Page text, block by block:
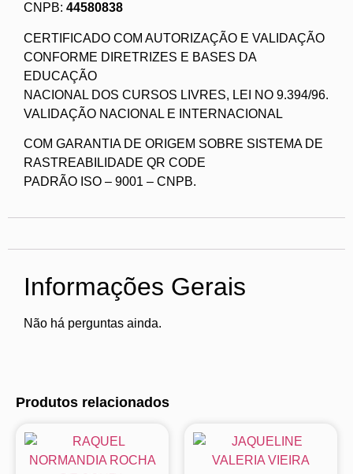
CNPB: 44580838
CERTIFICADO COM AUTORIZAÇÃO E VALIDAÇÃO
CONFORME DIRETRIZES E BASES DA
EDUCAÇÃO
NACIONAL DOS CURSOS LIVRES, LEI NO 9.394/96.
VALIDAÇÃO NACIONAL E INTERNACIONAL
COM GARANTIA DE ORIGEM SOBRE SISTEMA DE
RASTREABILIDADE QR CODE
PADRÃO ISO – 9001 – CNPB.
Informações Gerais
Não há perguntas ainda.
Produtos relacionados